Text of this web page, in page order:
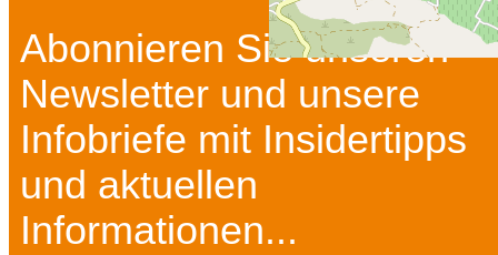
Abonnieren Sie unseren
Newsletter und unsere
Infobriefe mit Insidertipps
und aktuellen
Informationen...